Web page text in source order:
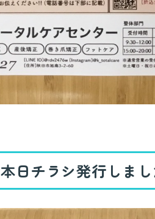
本日チラシ発行しまし